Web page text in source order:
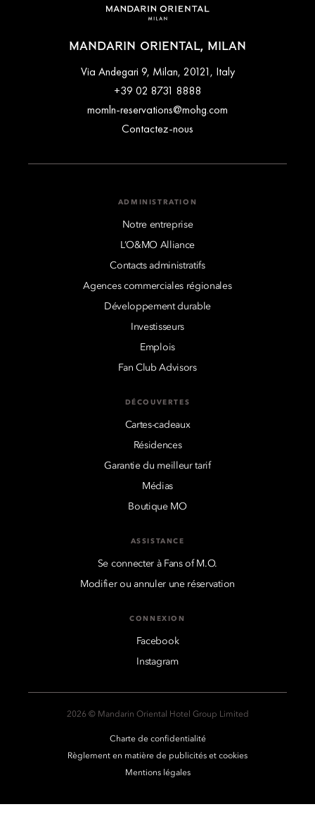
MANDARIN ORIENTAL, MILAN
Via Andegari 9, Milan, 20121, Italy
+39 02 8731 8888
momln-reservations@mohg.com
Contactez-nous
ADMINISTRATION
Notre entreprise
L’O&MO Alliance
Contacts administratifs
Agences commerciales régionales
Développement durable
Investisseurs
Emplois
Fan Club Advisors
DÉCOUVERTES
Cartes-cadeaux
Résidences
Garantie du meilleur tarif
Médias
Boutique MO
ASSISTANCE
Se connecter à Fans of M.O.
Modifier ou annuler une réservation
CONNEXION
Facebook
Instagram
2026 © Mandarin Oriental Hotel Group Limited
Charte de confidentialité
Règlement en matière de publicités et cookies
Mentions légales